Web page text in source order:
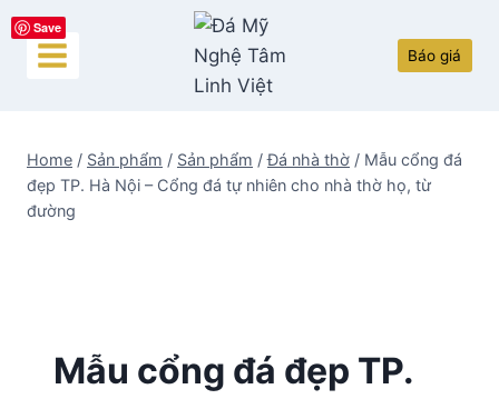
Skip
to
content
Báo giá
Home / Sản phẩm / Sản phẩm / Đá nhà thờ / Mẫu cổng đá
đẹp TP. Hà Nội – Cổng đá tự nhiên cho nhà thờ họ, từ
đường
Save
Mẫu cổng đá đẹp TP.